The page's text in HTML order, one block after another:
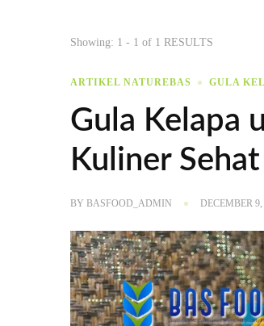
Showing: 1 - 1 of 1 RESULTS
ARTIKEL NATUREBAS GULA
Gula Kelapa
Kuliner
BYBASFOOD_ADMIN DECEMBER 9,